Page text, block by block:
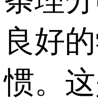
良好
惯。